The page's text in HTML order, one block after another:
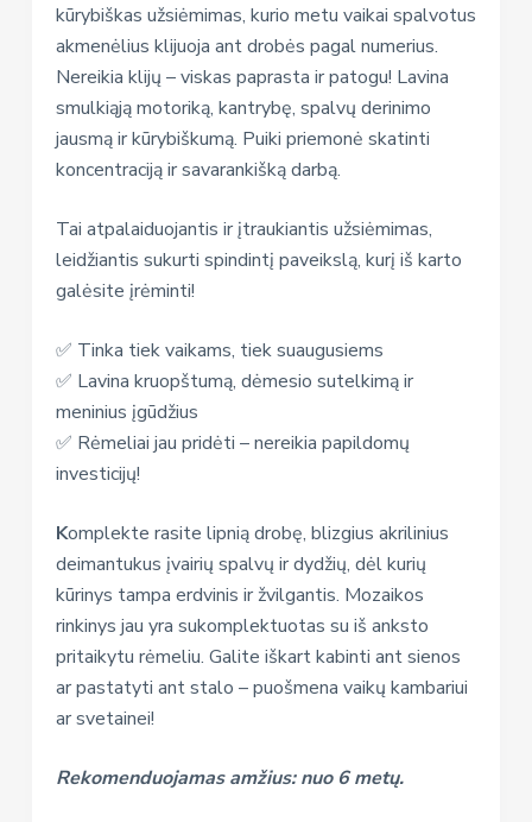
kūrybiškas užsiėmimas, kurio metu vaikai spalvotus
akmenėlius klijuoja ant drobės pagal numerius.
Nereikia klijų – viskas paprasta ir patogu! Lavina
smulkiąją motoriką, kantrybę, spalvų derinimo
jausmą ir kūrybiškumą. Puiki priemonė skatinti
koncentraciją ir savarankišką darbą.
Tai atpalaiduojantis ir įtraukiantis užsiėmimas,
leidžiantis sukurti spindintį paveikslą, kurį iš karto
galėsite įrėminti!
✅ Tinka tiek vaikams, tiek suaugusiems
✅ Lavina kruopštumą, dėmesio sutelkimą ir
meninius įgūdžius
✅ Rėmeliai jau pridėti – nereikia papildomų
investicijų!
Komplekte rasite lipnią drobę, blizgius akrilinius
deimantukus įvairių spalvų ir dydžių, dėl kurių
kūrinys tampa erdvinis ir žvilgantis. Mozaikos
rinkinys jau yra sukomplektuotas su iš anksto
pritaikytu rėmeliu. Galite iškart kabinti ant sienos
ar pastatyti ant stalo – puošmena vaikų kambariui
ar svetainei!
Rekomenduojamas amžius: nuo 6 metų.